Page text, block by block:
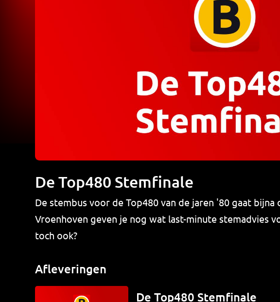
De Top480 Stemfinale
De stembus voor de Top480 van de jaren '80 gaat bijna
Vroenhoven geven je nog wat last-minute stemadvies
toch ook?
Afleveringen
De Top480 Stemfinale